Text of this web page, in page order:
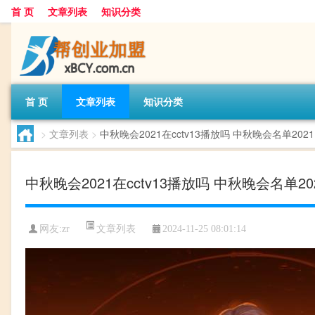
首 页 文章列表 知识分类
首 页 文章列表 知识分类
> 文章列表 > 中秋晚会2021在cctv13播放吗 中秋晚会名单2021
中秋晚会2021在cctv13播放吗 中秋晚会名单
网友:zr 文章列表 2024-11-25 08:01:14